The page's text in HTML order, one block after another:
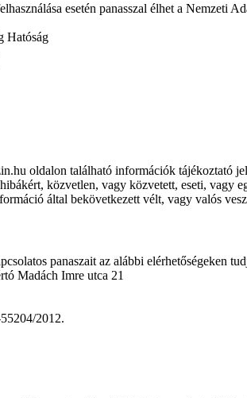
esetén panasszal élhet a Nemzeti
Hatóság
oldalon található információk tájékoztató
közvetlen, vagy közvetett, eseti, vagy
által bekövetkezett vélt, vagy valós
panaszait az alábbi elérhetőségeken
Madách Imre utca 21
2012.